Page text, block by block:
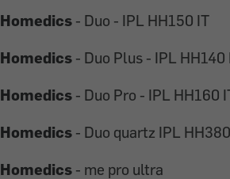
Homedics - Duo - IPL HH150 IT
Homedics - Duo Plus - IPL HH140
Homedics - Duo Pro - IPL HH160
Homedics - Duo quartz IPL HH380
Homedics - me pro ultra